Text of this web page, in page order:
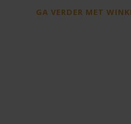
GA VERDER MET